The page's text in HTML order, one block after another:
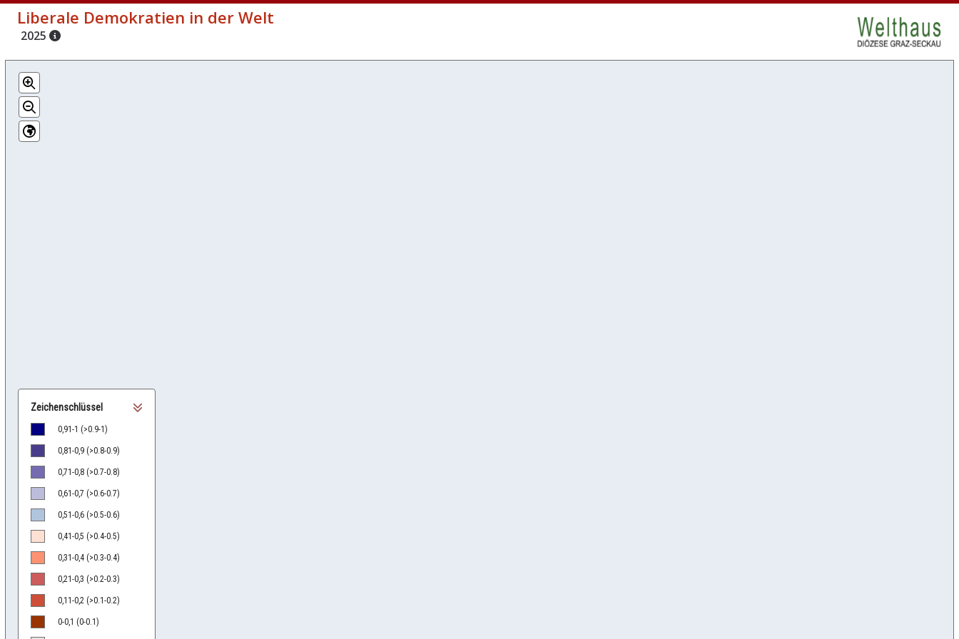
Liberale Demokratien in der Welt
2025
Zeichenschlüssel
0,91-1 (>0.9-1)
0,81-0,9 (>0.8-0.9)
0,71-0,8 (>0.7-0.8)
0,61-0,7 (>0.6-0.7)
0,51-0,6 (>0.5-0.6)
0,41-0,5 (>0.4-0.5)
0,31-0,4 (>0.3-0.4)
0,21-0,3 (>0.2-0.3)
0,11-0,2 (>0.1-0.2)
0-0,1 (0-0.1)